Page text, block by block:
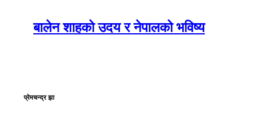
बालेन शाहको उदय र नेपालको भविष्य
प्रेमचन्द्र झा